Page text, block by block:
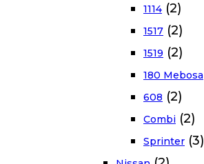
1114 (2)
1517 (2)
1519 (2)
180 Mebosa
608 (2)
Combi (2)
Sprinter (3)